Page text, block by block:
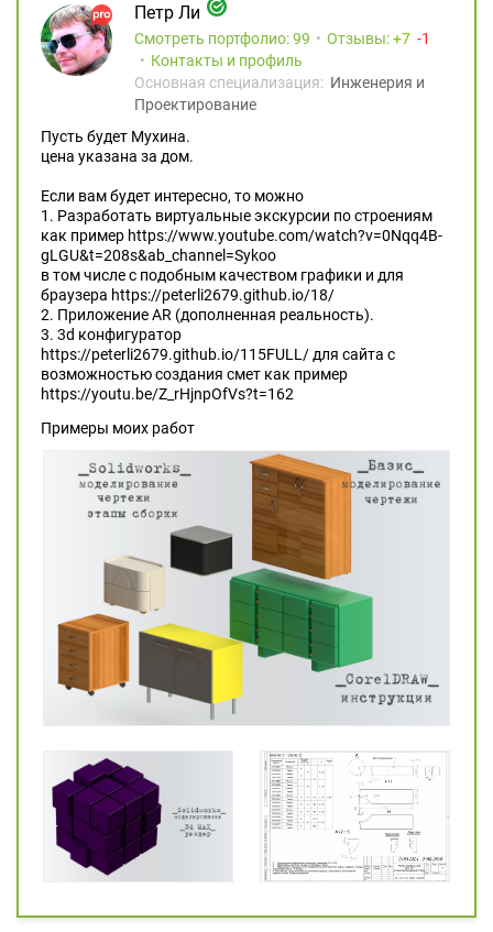
Петр Ли
Смотреть портфолио: 99 Отзывы: 7
1
Контакты и профиль
Основная специализация: Инженерия и
Проектирование
Пусть будет Мухина.
цена указана за дом.
Если вам будет интересно, то можно
1. Разработать виртуальные экскурсии по строениям
как пример https://www.youtube.com/watch?v=0Nqq4B-
gLGU&t=208s&ab_channel=Sykoo
в том числе с подобным качеством графики и для
браузера https://peterli2679.github.io/18/
2. Приложение AR (дополненная реальность).
3. 3d конфигуратор
https://peterli2679.github.io/115FULL/ для сайта с
возможностью создания смет как пример
https://youtu.be/Z_rHjnpOfVs?t=162
Примеры моих работ